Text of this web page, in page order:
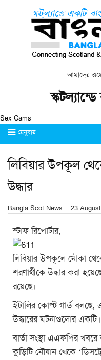
আমাদের
Sex Cams
মেনুবার
লিবিয়ার উপকূল
উদ্ধার
Bangla Scot News :: 23
স্টাফ রিপোর্টার,
লিবিয়ার উপকূলে নৌকা
শরণার্থীকে উদ্ধার করা
রয়েছে।
ইটালির কোস্ট গার্ড বলছে,
উদ্ধারের ঘটনাগুলোর একটি।
বার্তা সংস্থা এএফপির
কুড়িটি নৌযান থেকে